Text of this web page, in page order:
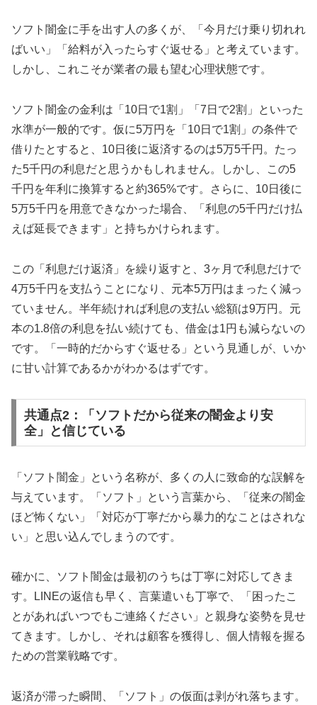
ソフト闇金に手を出す人の多くが、「今月だけ乗り切れれ
ばいい」「給料が入ったらすぐ返せる」と考えています。
しかし、これこそが業者の最も望む心理状態です。
ソフト闇金の金利は「10日で1割」「7日で2割」といった
水準が一般的です。仮に5万円を「10日で1割」の条件で
借りたとすると、10日後に返済するのは5万5千円。たっ
た5千円の利息だと思うかもしれません。しかし、この5
千円を年利に換算すると約365%です。さらに、10日後に
5万5千円を用意できなかった場合、「利息の5千円だけ払
えば延長できます」と持ちかけられます。
この「利息だけ返済」を繰り返すと、3ヶ月で利息だけで
4万5千円を支払うことになり、元本5万円はまったく減っ
ていません。半年続ければ利息の支払い総額は9万円。元
本の1.8倍の利息を払い続けても、借金は1円も減らないの
です。「一時的だからすぐ返せる」という見通しが、いか
に甘い計算であるかがわかるはずです。
共通点2：「ソフトだから従来の闇金より安
全」と信じている
「ソフト闇金」という名称が、多くの人に致命的な誤解を
与えています。「ソフト」という言葉から、「従来の闇金
ほど怖くない」「対応が丁寧だから暴力的なことはされな
い」と思い込んでしまうのです。
確かに、ソフト闇金は最初のうちは丁寧に対応してきま
す。LINEの返信も早く、言葉遣いも丁寧で、「困ったこ
とがあればいつでもご連絡ください」と親身な姿勢を見せ
てきます。しかし、それは顧客を獲得し、個人情報を握る
ための営業戦略です。
返済が滞った瞬間、「ソフト」の仮面は剥がれ落ちます。